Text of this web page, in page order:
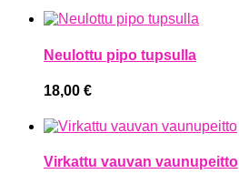
Neulottu pipo tupsulla
18,00 €
Virkattu vauvan vaunupeitto